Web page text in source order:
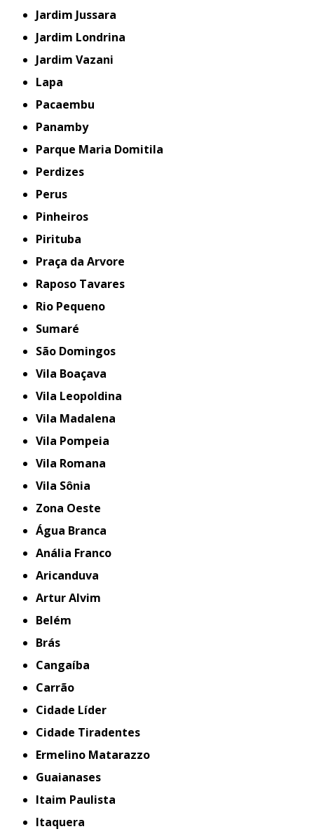
Jardim Jussara
Jardim Londrina
Jardim Vazani
Lapa
Pacaembu
Panamby
Parque Maria Domitila
Perdizes
Perus
Pinheiros
Pirituba
Praça da Arvore
Raposo Tavares
Rio Pequeno
Sumaré
São Domingos
Vila Boaçava
Vila Leopoldina
Vila Madalena
Vila Pompeia
Vila Romana
Vila Sônia
Zona Oeste
Água Branca
Anália Franco
Aricanduva
Artur Alvim
Belém
Brás
Cangaíba
Carrão
Cidade Líder
Cidade Tiradentes
Ermelino Matarazzo
Guaianases
Itaim Paulista
Itaquera